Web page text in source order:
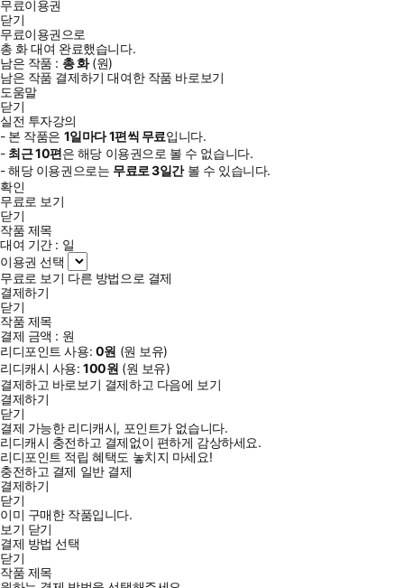
무료이용권
닫기
무료이용권으로
총 화대여 완료했습니다.
남은 작품 : 총화(원)
남은 작품 결제하기 대여한 작품 바로보기
도움말
닫기
실전 투자강의
- 본 작품은 1일마다1편씩 무료입니다.
- 최근10편은 해당 이용권으로 볼 수 없습니다.
- 해당 이용권으로는 무료로3일간볼 수 있습니다.
확인
무료로 보기
닫기
작품 제목
대여 기간 : 일
이용권 선택
무료로 보기 다른 방법으로 결제
결제하기
닫기
작품 제목
결제 금액 : 원
리디포인트 사용: 0원 (원 보유)
리디캐시 사용:100원 (원 보유)
결제하고 바로보기 결제하고 다음에 보기
결제하기
닫기
결제 가능한 리디캐시, 포인트가 없습니다.
리디캐시 충전하고 결제없이 편하게 감상하세요.
리디포인트 적립 혜택도 놓치지 마세요!
충전하고 결제 일반 결제
결제하기
닫기
이미 구매한 작품입니다.
보기 닫기
결제 방법 선택
닫기
작품 제목